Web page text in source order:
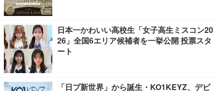
日本一かわいい高校生「女子高生ミスコン20
26」全国6エリア候補者を一挙公開 投票スタ
ート
「日プ新世界」から誕生・KO1KEYZ、デビ